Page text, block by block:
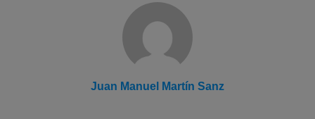
Juan Manuel Martín Sanz